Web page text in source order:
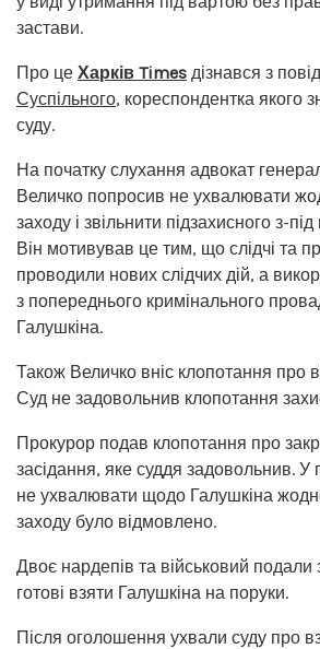
застави.
Про це Харків Times дізнався з
Суспільного, кореспондентка якого
суду.
На початку слухання адвокат
Величко попросив не ухвалювати
заходу і звільнити підзахисного з-
Він мотивував це тим, що слідчі та
проводили нових слідчих дій, а
з попереднього кримінального
Галушкіна.
Також Величко вніс клопотання про
Суд не задовольнив клопотання
Прокурор подав клопотання про
засідання, яке суддя задовольнив. У
не ухвалювати щодо Галушкіна
заходу було відмовлено.
Двоє нардепів та військовий
готові взяти Галушкіна на поруки.
Після оголошення ухвали суду про